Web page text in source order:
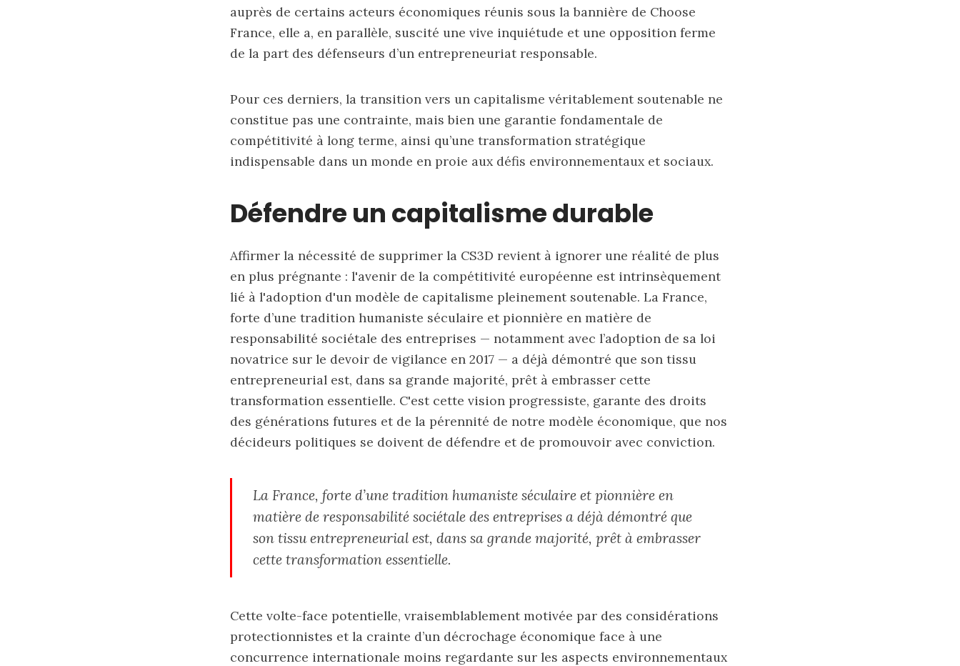
auprès de certains acteurs économiques réunis sous la bannière de Choose
France, elle a, en parallèle, suscité une vive inquiétude et une opposition ferme
de la part des défenseurs d’un entrepreneuriat responsable.
Pour ces derniers, la transition vers un capitalisme véritablement soutenable ne
constitue pas une contrainte, mais bien une garantie fondamentale de
compétitivité à long terme, ainsi qu’une transformation stratégique
indispensable dans un monde en proie aux défis environnementaux et sociaux.
Défendre un capitalisme durable
Affirmer la nécessité de supprimer la CS3D revient à ignorer une réalité de plus
en plus prégnante : l'avenir de la compétitivité européenne est intrinsèquement
lié à l'adoption d'un modèle de capitalisme pleinement soutenable. La France,
forte d’une tradition humaniste séculaire et pionnière en matière de
responsabilité sociétale des entreprises — notamment avec l’adoption de sa loi
novatrice sur le devoir de vigilance en 2017 — a déjà démontré que son tissu
entrepreneurial est, dans sa grande majorité, prêt à embrasser cette
transformation essentielle. C'est cette vision progressiste, garante des droits
des générations futures et de la pérennité de notre modèle économique, que nos
décideurs politiques se doivent de défendre et de promouvoir avec conviction.
La France, forte d’une tradition humaniste séculaire et pionnière en
matière de responsabilité sociétale des entreprises a déjà démontré que
son tissu entrepreneurial est, dans sa grande majorité, prêt à embrasser
cette transformation essentielle.
Cette volte-face potentielle, vraisemblablement motivée par des considérations
protectionnistes et la crainte d’un décrochage économique face à une
concurrence internationale moins regardante sur les aspects environnementaux